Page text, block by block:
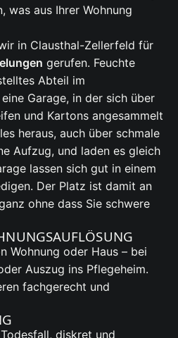
was aus Ihrer Wohnung
in Clausthal-Zellerfeld für
gerufen. Feuchte
Abteil im
Garage, in der sich über
und Kartons angesammelt
heraus, auch über schmale
Aufzug, und laden es gleich
lassen sich gut in einem
Der Platz ist damit an
ohne dass Sie schwere
Wohnung oder Haus – bei
Auszug ins Pflegeheim.
fachgerecht und
diskret und